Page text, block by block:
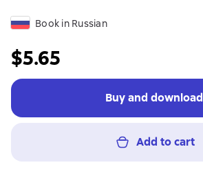
Book in Russian
$5.65
Buy and download
Add to cart